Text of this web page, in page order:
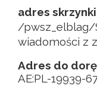
adres skrzynki
/pwsz_elblag/
wiadomości z
Adres do
AE:PL-19939-